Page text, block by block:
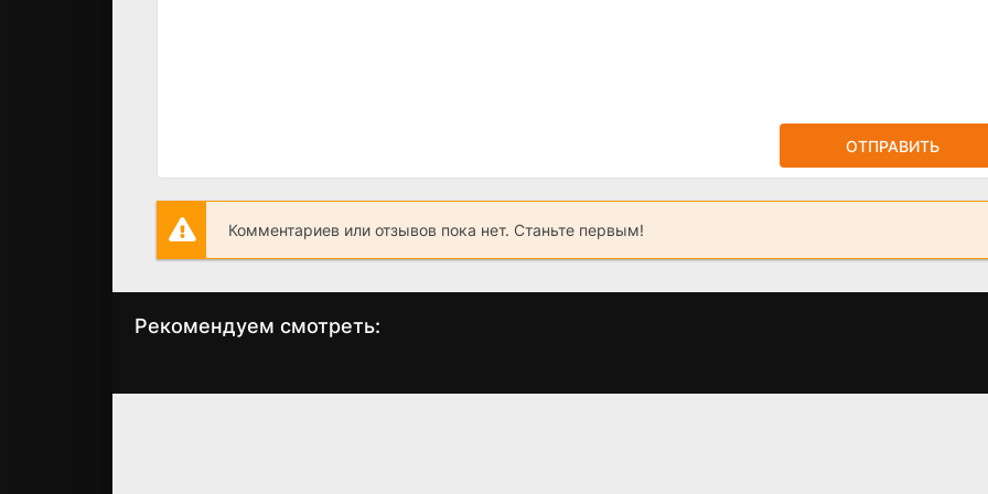
ОТПРАВИТЬ
Комментариев или отзывов пока нет. Станьте первым!
Рекомендуем смотреть: